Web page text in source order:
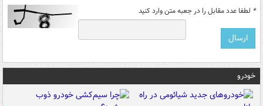
* لطفا عدد مقابل را در جعبه متن وارد کنید
خودرو